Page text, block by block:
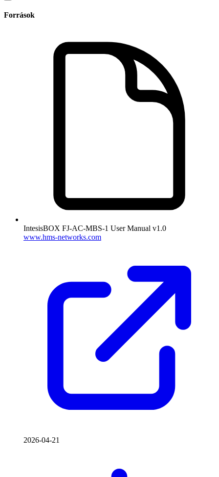
Források
IntesisBOX FJ-AC-MBS-1 User Manual v1.0
www.hms-networks.com
2026-04-21